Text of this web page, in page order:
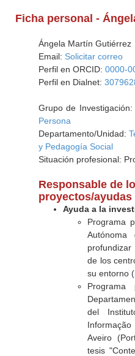
Ficha personal -
Ángela Martín Gutiérrez
Email: Solicitar correo
Perfil en ORCID: 0000-
Perfil en Dialnet:
Grupo de Investigación:
Persona
Departamento/Unidad:
y Pedagogía Social
Situación profesional:
Responsable de
proyectos/ayudas
Ayuda a la
Programa
Autónoma
de los
su entorno (
del
Aveiro
tesis